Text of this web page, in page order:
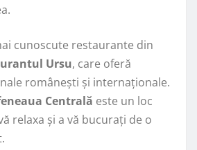
cunoscute restaurante din
Ursu, care oferă
românești și internaționale.
Centrală este un loc
relaxa și a vă bucurați de o